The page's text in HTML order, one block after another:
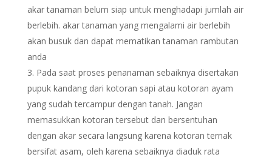
akar tanaman belum siap untuk menghadapi jumlah air
berlebih. akar tanaman yang mengalami air berlebih
akan busuk dan dapat mematikan tanaman rambutan
anda
Pada saat proses penanaman sebaiknya disertakan
pupuk kandang dari kotoran sapi atau kotoran ayam
yang sudah tercampur dengan tanah. Jangan
memasukkan kotoran tersebut dan bersentuhan
dengan akar secara langsung karena kotoran ternak
bersifat asam, oleh karena sebaiknya diaduk rata